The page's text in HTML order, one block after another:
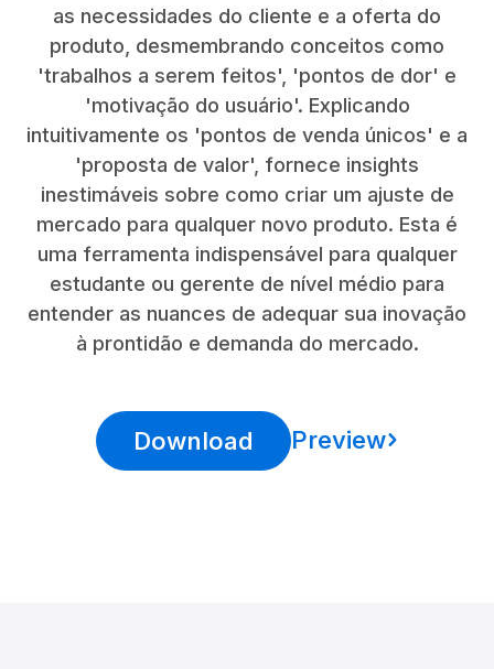
as necessidades do cliente e a oferta do
produto, desmembrando conceitos como
'trabalhos a serem feitos', 'pontos de dor' e
'motivação do usuário'. Explicando
intuitivamente os 'pontos de venda únicos' e a
'proposta de valor', fornece insights
inestimáveis sobre como criar um ajuste de
mercado para qualquer novo produto. Esta é
uma ferramenta indispensável para qualquer
estudante ou gerente de nível médio para
entender as nuances de adequar sua inovação
à prontidão e demanda do mercado.
Download Preview